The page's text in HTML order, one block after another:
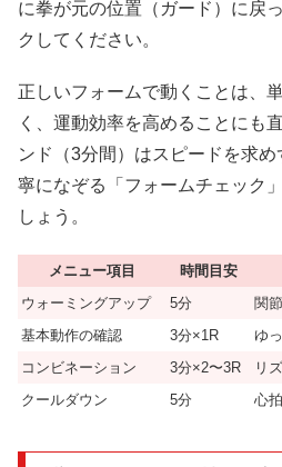
に拳が元の位置（ガード）に戻
クしてください。
正しいフォームで動くことは、
く、運動効率を高めることにも
ンド（3分間）はスピードを求
寧になぞる「フォームチェック
しょう。
メニュー項目 時間目安
ウォーミングアップ
5分
関
基本動作の確認
3分×1R
ゆ
コンビネーション
3分×2〜3R
リ
クールダウン
5分 心